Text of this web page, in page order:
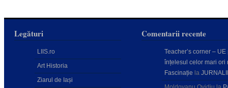
Legături
LIIS.ro
Art Historia
Ziarul de Iași
Comentarii recente
Teacher’s corner – UE
înțelesul celor mari ori
Fascinație la